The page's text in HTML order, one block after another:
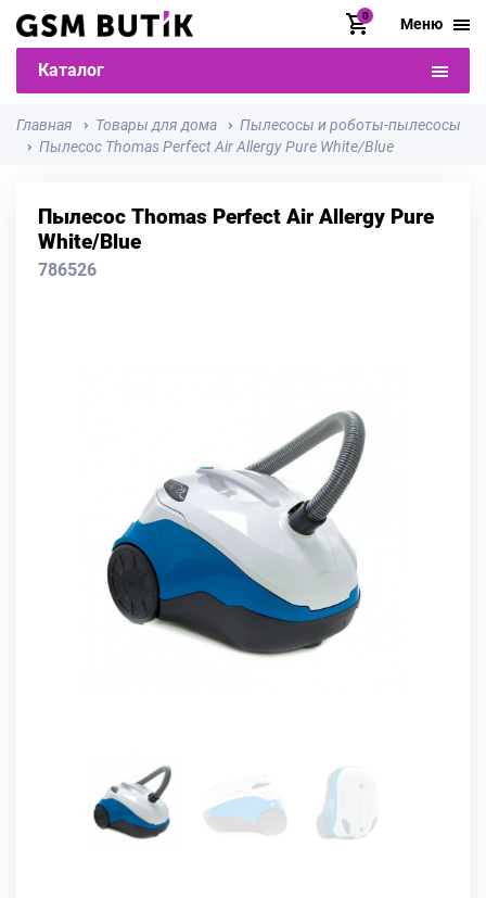
0 Меню
Каталог
Главная Товары для дома
Пылесосы и роботы-пылесосы
Пылесос Thomas Perfect Air Allergy Pure White/Blue
Пылесос Thomas Perfect Air Allergy Pure
White/Blue
786526